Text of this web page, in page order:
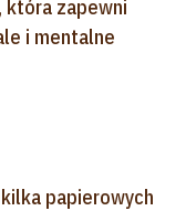
, która zapewni
i mentalne
papierowych